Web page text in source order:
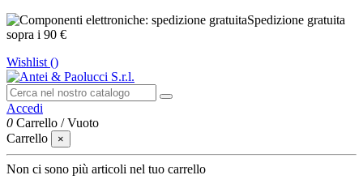
Spedizione gratuita
sopra i 90 €
Wishlist ()
Accedi
0 Carrello /Vuoto
Carrello
×
Non ci sono più articoli nel tuo carrello